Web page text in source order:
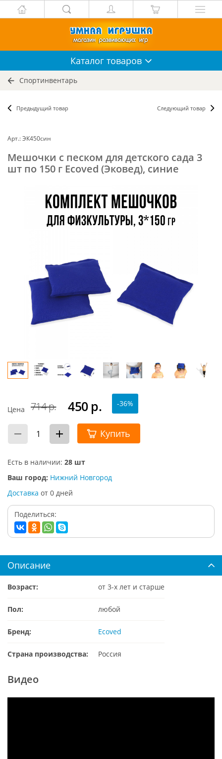
Каталог товаров
Спортинвентарь
Предыдущий товар Следующий товар
Арт.: ЭК450син
Мешочки с песком для детского сада 3
шт по 150 г Ecoved (Эковед), синие
Цена 714 р. 450 р. -36%
Купить
Есть в наличии: 28 шт
Ваш город: Нижний Новгород
Доставка от 0 дней
Поделиться:
Описание
Возраст: от 3-х лет и старше
Пол: любой
Бренд: Ecoved
Страна производства: Россия
Видео